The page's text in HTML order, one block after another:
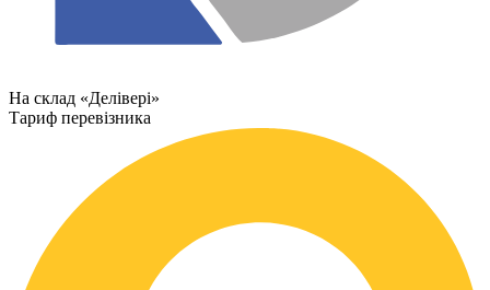
На склад «Делівері»
Тариф перевізника